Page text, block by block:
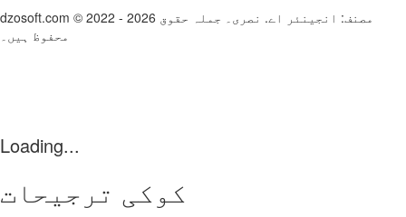
dzosoft.com © 2022 - 2026 مصنف: انجینئر اے. نصری۔ جملہ حقوق
محفوظ ہیں۔
Loading...
کوکی ترجیحات